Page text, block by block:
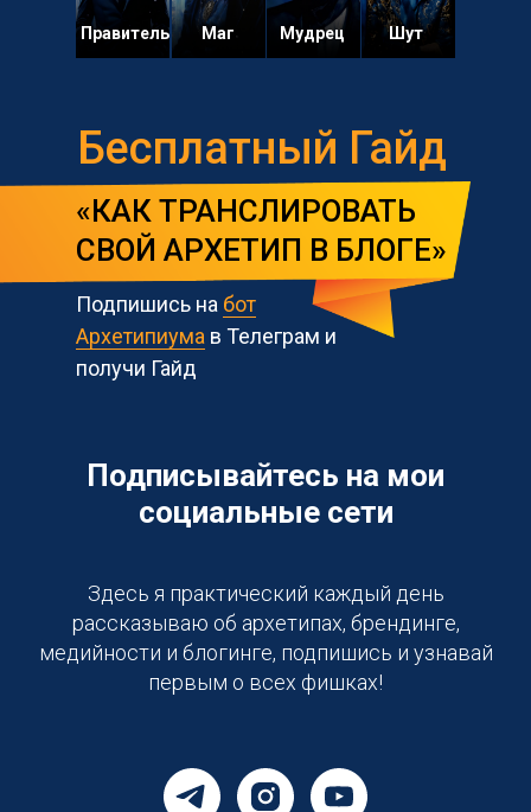
Правитель Маг
Возможно
Мудрец Шут
«КАК ТРАНСЛИРОВАТЬ
СВОЙ АРХЕТИП В БЛОГЕ»
Подпишись на бот
Архетипиума в Телеграм и
получи Гайд
Бесплатный Гайд
АРХЕТИП В БЛОГЕ»
Подписывайтесь на мои
социальные сети
Здесь я практический каждый день
рассказываю об архетипах, брендинге,
медийности и блогинге, подпишись и узнавай
первым о всех фишках!